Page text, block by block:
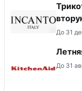
До 31
До 31